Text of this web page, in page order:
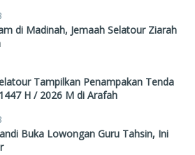
di Madinah, Jemaah Selatour Ziarah
Tampilkan Penampakan Tenda
H / 2026 M di Arafah
Buka Lowongan Guru Tahsin, Ini